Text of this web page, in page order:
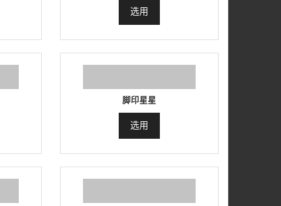
选用
脚印星星
选用